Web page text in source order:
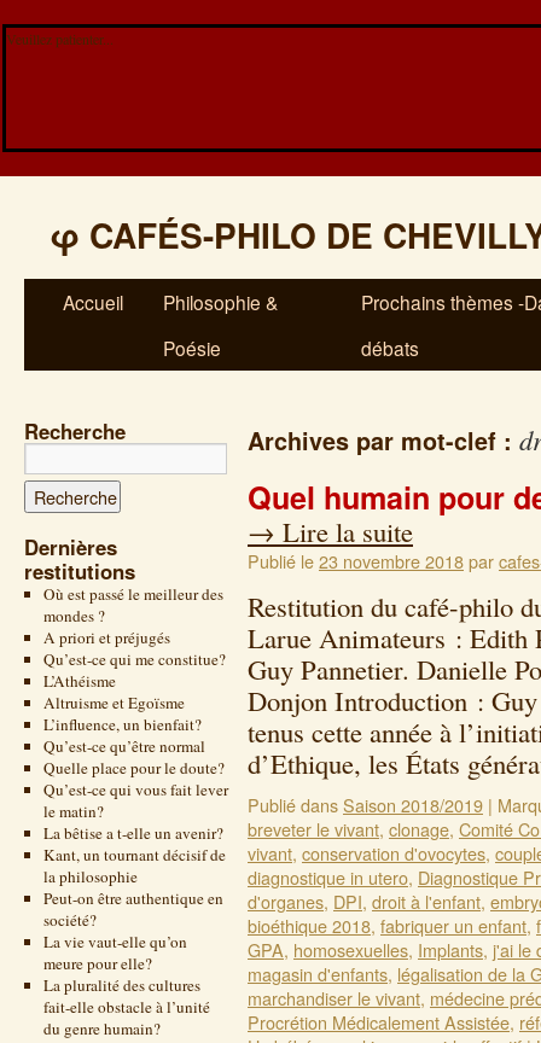
Veuillez patienter...
φ CAFÉS-PHILO DE
Accueil
Philosophie &
Poésie
Prochains thèmes -
débats
Recherche
Dernières
restitutions
Où est passé le meilleur des
mondes ?
A priori et préjugés
Qu’est-ce qui me constitue?
L’Athéisme
Altruisme et Egoïsme
L’influence, un bienfait?
Qu’est-ce qu’être normal
Quelle place pour le doute?
Qu’est-ce qui vous fait lever
le matin?
La bêtise a t-elle un avenir?
Kant, un tournant décisif de
la philosophie
Peut-on être authentique en
société?
La vie vaut-elle qu’on
meure pour elle?
La pluralité des cultures
fait-elle obstacle à l’unité
du genre humain?
Archives par mot-clef :
Quel humain pour
→ Lire la suite
Publié le23 novembre 2018par
Restitution du café-philo
Larue Animateurs : Edith
Guy Pannetier. Danielle
Donjon Introduction :
tenus cette année à
d’Ethique, les États
Publié dansSaison 2018/2019 |
breveter le vivant, clonage, Comité
vivant, conservation d'ovocytes,
diagnostique in utero, Diagnostique
d'organes, DPI, droit à l'enfant,
bioéthique 2018, fabriquer un enfant,
GPA, homosexuelles, Implants, j'ai le
magasin d'enfants, légalisation de la
marchandiser le vivant, médecine
Procrétion Médicalement Assistée,